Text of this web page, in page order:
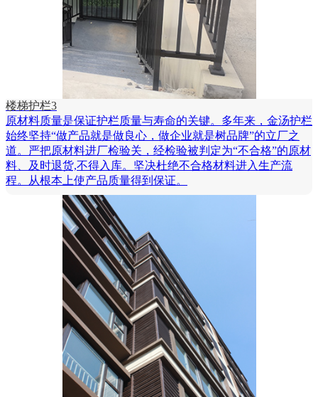
楼梯护栏3
原材料质量是保证护栏质量与寿命的关键。多年来，金汤护栏
始终坚持“做产品就是做良心，做企业就是树品牌”的立厂之
道。严把原材料进厂检验关，经检验被判定为“不合格”的原材
料、及时退货,不得入库。坚决杜绝不合格材料进入生产流
程。从根本上使产品质量得到保证。